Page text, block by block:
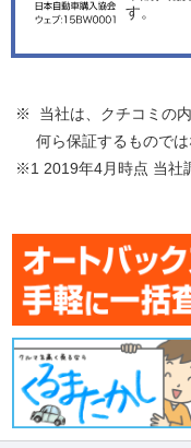
す。
※ 当社は、クチコミの内
何ら保証するもので
※1 2019年4月時点 当社